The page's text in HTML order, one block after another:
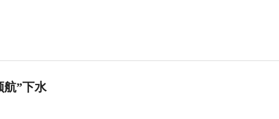
航”下水